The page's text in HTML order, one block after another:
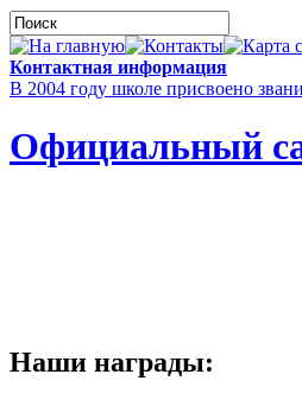
Контактная информация
В 2004 году школе присвоено
Официальный
Наши награды: